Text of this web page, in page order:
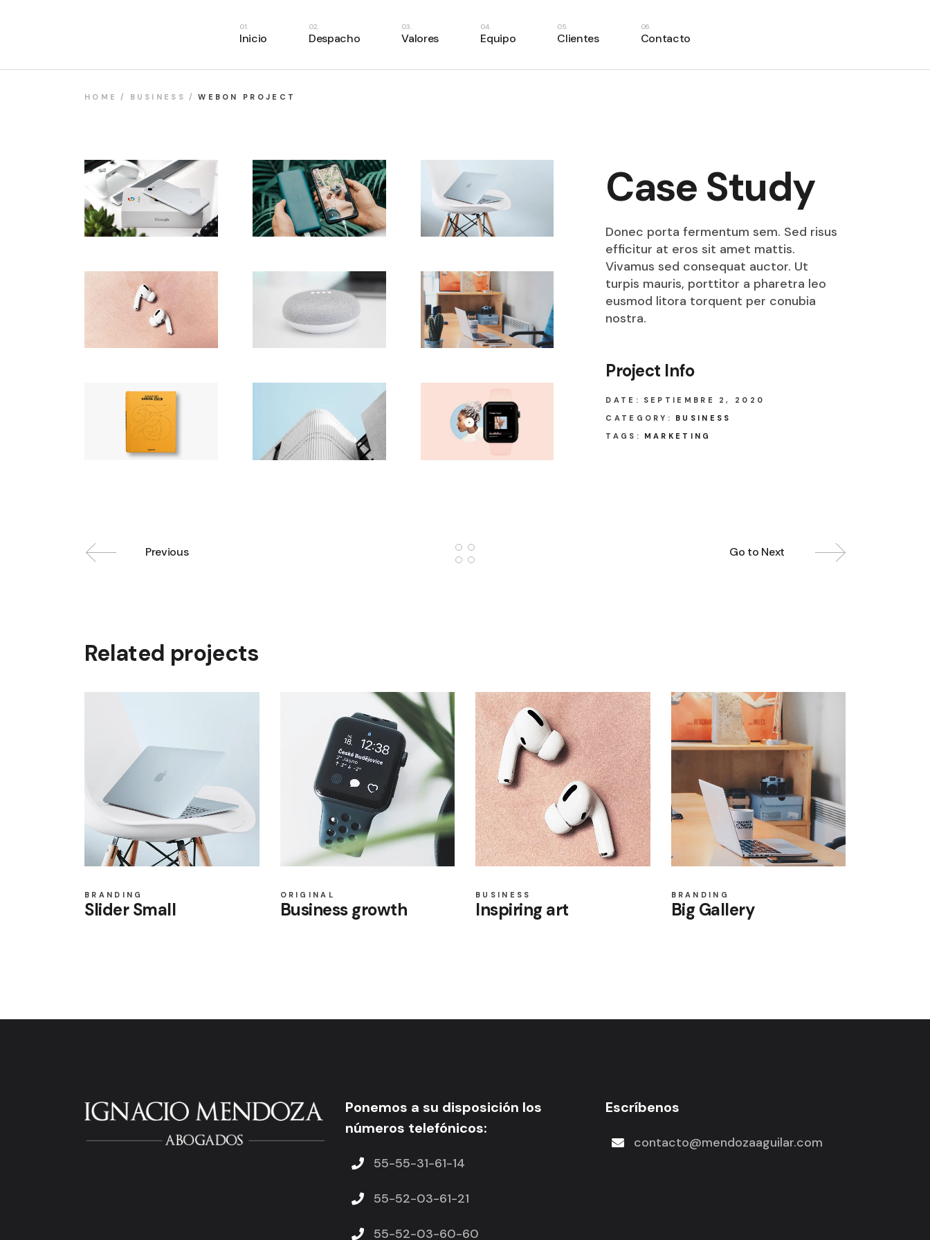
Inicio Despacho Valores Equipo Clientes Contacto
HOME BUSINESS WEBON PROJECT
Case Study
Donec porta fermentum sem. Sed risus
efficitur at eros sit amet mattis.
Vivamus sed consequat auctor. Ut
turpis mauris, porttitor a pharetra leo
eusmod litora torquent per conubia
nostra.
Project Info
DATE:
SEPTIEMBRE 2, 2020
CATEGORY:
BUSINESS
TAGS:
MARKETING
Previous Go to Next
Related projects
BRANDING
Slider Small
ORIGINAL
Business growth
BUSINESS
Inspiring art
BRANDING
Big Gallery
Ponemos a su disposición los
números telefónicos:
55-55-31-61-14
55-52-03-61-21
55-52-03-60-60
Escríbenos
contacto@mendozaaguilar.com